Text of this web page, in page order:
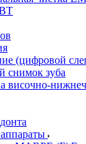
(цифровой
снимок зуба
височно-